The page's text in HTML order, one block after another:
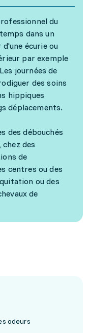
du
dans un
écurie ou
par exemple
journées de
des soins
hippiques
déplacements.
des débouchés
des
de
centres ou des
ou des
de
odeurs